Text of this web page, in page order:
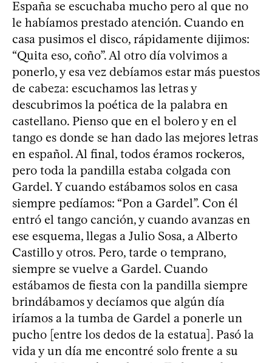
España se escuchaba mucho pero al que no
le habíamos prestado atención. Cuando en
casa pusimos el disco, rápidamente dijimos:
“Quita eso, coño”. Al otro día volvimos a
ponerlo, y esa vez debíamos estar más puestos
de cabeza: escuchamos las letras y
descubrimos la poética de la palabra en
castellano. Pienso que en el bolero y en el
tango es donde se han dado las mejores letras
en español. Al final, todos éramos rockeros,
pero toda la pandilla estaba colgada con
Gardel. Y cuando estábamos solos en casa
siempre pedíamos: “Pon a Gardel”. Con él
entró el tango canción, y cuando avanzas en
ese esquema, llegas a Julio Sosa, a Alberto
Castillo y otros. Pero, tarde o temprano,
siempre se vuelve a Gardel. Cuando
estábamos de fiesta con la pandilla siempre
brindábamos y decíamos que algún día
iríamos a la tumba de Gardel a ponerle un
pucho [entre los dedos de la estatua]. Pasó la
vida y un día me encontré solo frente a su